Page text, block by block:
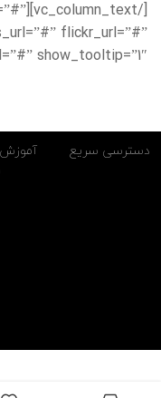
flickr_url=”#”
vc_column][/vc_row]
دسترسی سریع آموزش